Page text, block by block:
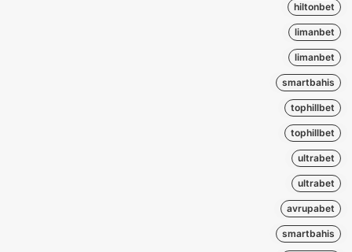
hiltonbet
limanbet
limanbet
smartbahis
tophillbet
tophillbet
ultrabet
ultrabet
avrupabet
smartbahis